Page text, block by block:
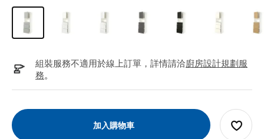
組裝服務不適用於線上訂單，詳情請洽廚房設計規劃服
務。
加入購物車